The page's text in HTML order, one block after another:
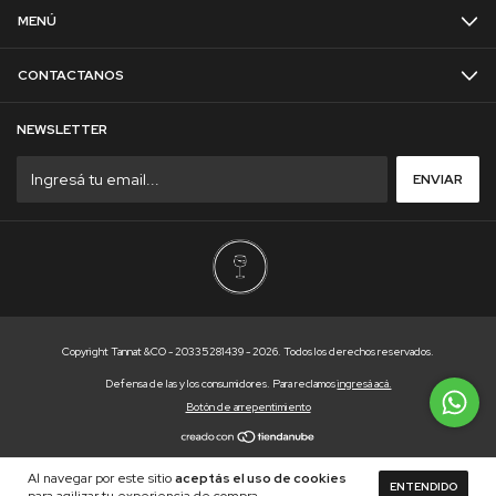
Al navegar por este sitioaceptás el uso de cookies
ENTENDIDO
MENÚ
CONTACTANOS
NEWSLETTER
Copyright Tannat &CO - 20335281439 - 2026. Todos los derechos reservados.
Defensa de las y los consumidores. Para reclamosingresá acá.
Botón de arrepentimiento